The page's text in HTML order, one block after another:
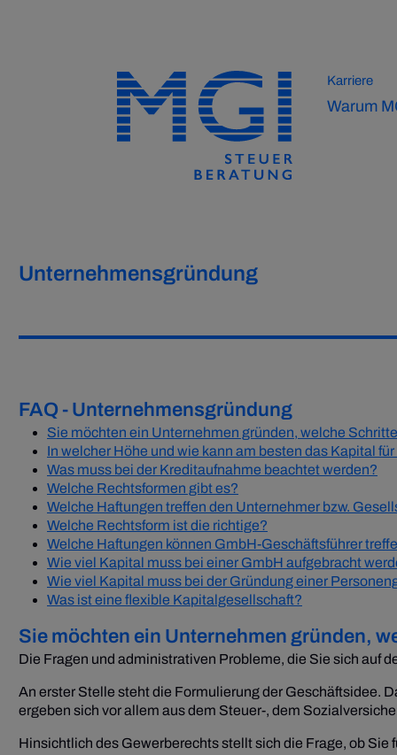
Karriere
Warum
Unternehmensgründung
FAQ - Unternehmensgründung
Sie möchten ein Unternehmen gründen, welche
In welcher Höhe und wie kann am besten das Kapital
Was muss bei der Kreditaufnahme beachtet werden?
Welche Rechtsformen gibt es?
Welche Haftungen treffen den Unternehmer bzw.
Welche Rechtsform ist die richtige?
Welche Haftungen können GmbH-Geschäftsführer
Wie viel Kapital muss bei einer GmbH aufgebracht
Wie viel Kapital muss bei der Gründung einer
Was ist eine flexible Kapitalgesellschaft?
Sie möchten ein Unternehmen gründen,
Die Fragen und administrativen Probleme, die Sie sich auf
An erster Stelle steht die Formulierung der Geschäftsidee.
ergeben sich vor allem aus dem Steuer-, dem
Hinsichtlich des Gewerberechts stellt sich die Frage, ob